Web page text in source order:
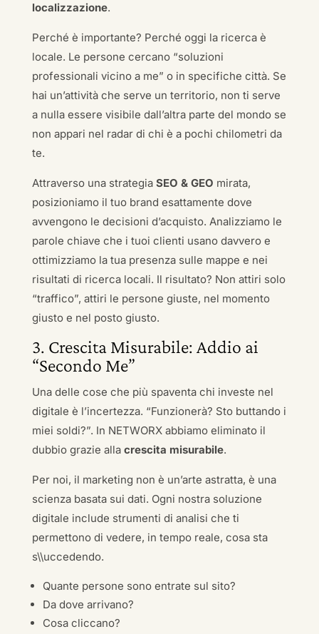
localizzazione.
Perché è importante? Perché oggi la ricerca è
locale. Le persone cercano “soluzioni
professionali vicino a me” o in specifiche città. Se
hai un’attività che serve un territorio, non ti serve
a nulla essere visibile dall’altra parte del mondo se
non appari nel radar di chi è a pochi chilometri da
te.
Attraverso una strategia SEO & GEO mirata,
posizioniamo il tuo brand esattamente dove
avvengono le decisioni d’acquisto. Analizziamo le
parole chiave che i tuoi clienti usano davvero e
ottimizziamo la tua presenza sulle mappe e nei
risultati di ricerca locali. Il risultato? Non attiri solo
“traffico”, attiri le persone giuste, nel momento
giusto e nel posto giusto.
3. Crescita Misurabile: Addio ai
“Secondo Me”
Una delle cose che più spaventa chi investe nel
digitale è l’incertezza. “Funzionerà? Sto buttando i
miei soldi?”. In NETWORX abbiamo eliminato il
dubbio grazie alla crescita misurabile.
Per noi, il marketing non è un’arte astratta, è una
scienza basata sui dati. Ogni nostra soluzione
digitale include strumenti di analisi che ti
permettono di vedere, in tempo reale, cosa sta
s\\uccedendo.
Quante persone sono entrate sul sito?
Da dove arrivano?
Cosa cliccano?